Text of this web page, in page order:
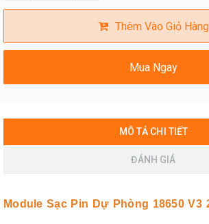
Thêm Vào Giỏ Hàng
Mua Ngay
MÔ TẢ CHI TIẾT
ĐÁNH GIÁ
Module Sạc Pin Dự Phòng 18650 V3